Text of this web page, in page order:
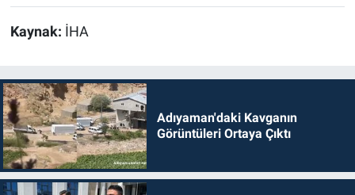
Kaynak: İHA
Adıyaman'daki Kavganın
Görüntüleri Ortaya Çıktı